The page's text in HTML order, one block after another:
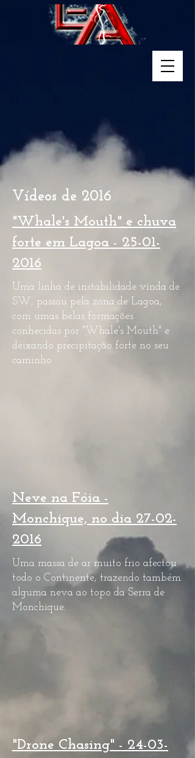
Vídeos de 2016
"Whale's Mouth" e chuva
forte em Lagoa - 25-01-
2016
Uma linha de instabilidade vinda de
SW, passou pela zona de Lagoa,
com umas belas formações
conhecidas por "Whale's Mouth" e
deixando precipitação forte no seu
caminho.
Neve na Fóia -
Monchique, no dia 27-02-
2016
Uma massa de ar muito frio afectou
todo o Continente, trazendo também
alguma neva ao topo da Serra de
Monchique.
"Drone Chasing" - 24-03-